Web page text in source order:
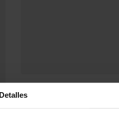
DetallesSi tienes que
consultarlo en